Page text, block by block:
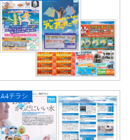
A4チラシ